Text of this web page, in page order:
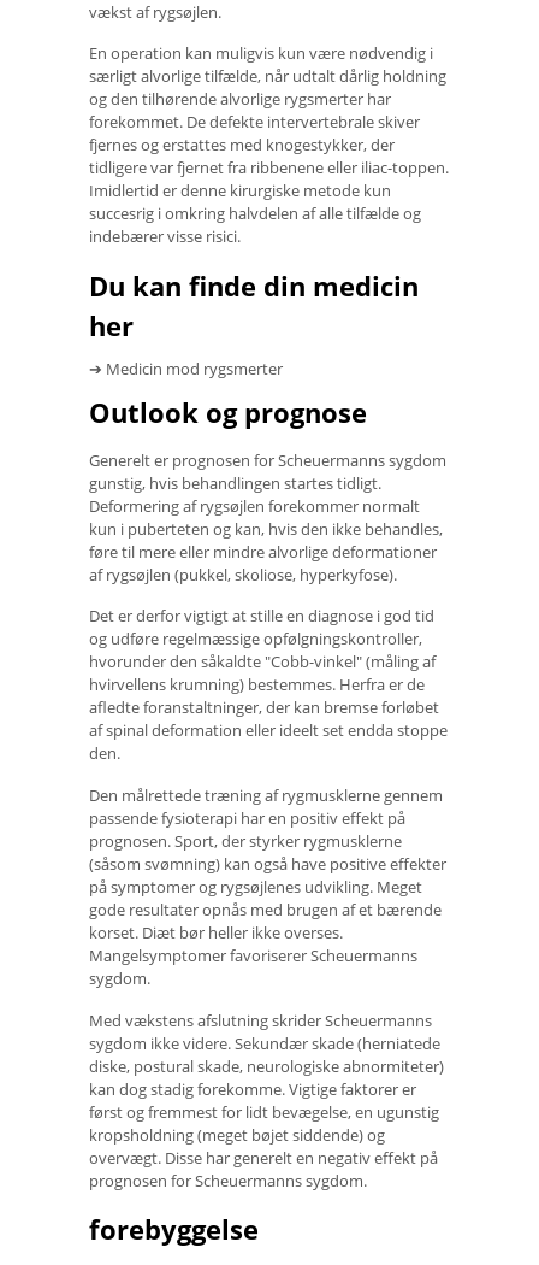
vækst af rygsøjlen.
En operation kan muligvis kun være nødvendig i
særligt alvorlige tilfælde, når udtalt dårlig holdning
og den tilhørende alvorlige rygsmerter har
forekommet. De defekte intervertebrale skiver
fjernes og erstattes med knogestykker, der
tidligere var fjernet fra ribbenene eller iliac-toppen.
Imidlertid er denne kirurgiske metode kun
succesrig i omkring halvdelen af ​​alle tilfælde og
indebærer visse risici.
Du kan finde din medicin
her
➔ Medicin mod rygsmerter
Outlook og prognose
Generelt er prognosen for Scheuermanns sygdom
gunstig, hvis behandlingen startes tidligt.
Deformering af rygsøjlen forekommer normalt
kun i puberteten og kan, hvis den ikke behandles,
føre til mere eller mindre alvorlige deformationer
af rygsøjlen (pukkel, skoliose, hyperkyfose).
Det er derfor vigtigt at stille en diagnose i god tid
og udføre regelmæssige opfølgningskontroller,
hvorunder den såkaldte "Cobb-vinkel" (måling af
hvirvellens krumning) bestemmes. Herfra er de
afledte foranstaltninger, der kan bremse forløbet
af spinal deformation eller ideelt set endda stoppe
den.
Den målrettede træning af rygmusklerne gennem
passende fysioterapi har en positiv effekt på
prognosen. Sport, der styrker rygmusklerne
(såsom svømning) kan også have positive effekter
på symptomer og rygsøjlenes udvikling. Meget
gode resultater opnås med brugen af ​​et bærende
korset. Diæt bør heller ikke overses.
Mangelsymptomer favoriserer Scheuermanns
sygdom.
Med vækstens afslutning skrider Scheuermanns
sygdom ikke videre. Sekundær skade (herniatede
diske, postural skade, neurologiske abnormiteter)
kan dog stadig forekomme. Vigtige faktorer er
først og fremmest for lidt bevægelse, en ugunstig
kropsholdning (meget bøjet siddende) og
overvægt. Disse har generelt en negativ effekt på
prognosen for Scheuermanns sygdom.
forebyggelse